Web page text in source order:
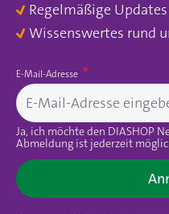
Regelmäßige
Wissenswertes rund
E-Mail-Adresse
Ja, ich möchte den DIASHOP
Abmeldung ist jederzeit